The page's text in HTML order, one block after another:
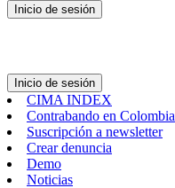
Inicio de sesión
Inicio de sesión
CIMA INDEX
Contrabando en Colombia
Suscripción a newsletter
Crear denuncia
Demo
Noticias